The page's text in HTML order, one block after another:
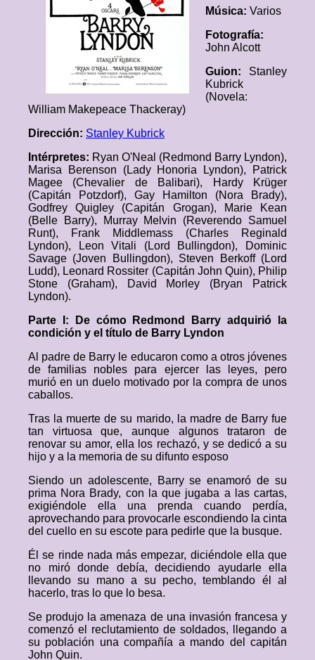
Música: Varios
Fotografía:
John Alcott
Guion: Stanley
Kubrick
(Novela:
William Makepeace Thackeray)
Dirección: Stanley Kubrick
Intérpretes: Ryan O'Neal (Redmond Barry Lyndon),
Marisa Berenson (Lady Honoria Lyndon), Patrick
Magee (Chevalier de Balibari), Hardy Krüger
(Capitán Potzdorf), Gay Hamilton (Nora Brady),
Godfrey Quigley (Capitán Grogan), Marie Kean
(Belle Barry), Murray Melvin (Reverendo Samuel
Runt), Frank Middlemass (Charles Reginald
Lyndon), Leon Vitali (Lord Bullingdon), Dominic
Savage (Joven Bullingdon), Steven Berkoff (Lord
Ludd), Leonard Rossiter (Capitán John Quin), Philip
Stone (Graham), David Morley (Bryan Patrick
Lyndon).
Parte I: De cómo Redmond Barry adquirió la
condición y el título de Barry Lyndon
Al padre de Barry le educaron como a otros jóvenes
de familias nobles para ejercer las leyes, pero
murió en un duelo motivado por la compra de unos
caballos.
Tras la muerte de su marido, la madre de Barry fue
tan virtuosa que, aunque algunos trataron de
renovar su amor, ella los rechazó, y se dedicó a su
hijo y a la memoria de su difunto esposo
Siendo un adolescente, Barry se enamoró de su
prima Nora Brady, con la que jugaba a las cartas,
exigiéndole ella una prenda cuando perdía,
aprovechando para provocarle escondiendo la cinta
del cuello en su escote para pedirle que la busque.
Él se rinde nada más empezar, diciéndole ella que
no miró donde debía, decidiendo ayudarle ella
llevando su mano a su pecho, temblando él al
hacerlo, tras lo que lo besa.
Se produjo la amenaza de una invasión francesa y
comenzó el reclutamiento de soldados, llegando a
su población una compañía a mando del capitán
John Quin.